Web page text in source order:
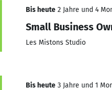
Bis heute 2 Jahre und 4
Small Business
Les Mistons Studio
Bis heute 3 Jahre und 1